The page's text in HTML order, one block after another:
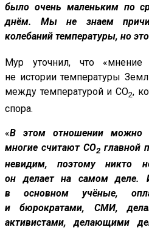
было очень маленьким по
днём. Мы не знаем
колебаний температуры, но
Мур уточнил, что «мнение
не истории температуры
между температурой и CO2,
спора.
«В этом отношенииможно
многие считают CO2 главной
невидим, поэтому никто
он делает на самом деле.
в основном учёные,
и бюрократами, СМИ,
активистами, делающими